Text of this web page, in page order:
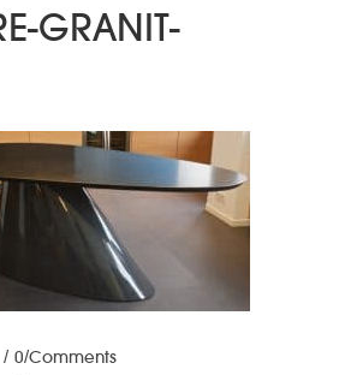
GRANIT-
0 Comments